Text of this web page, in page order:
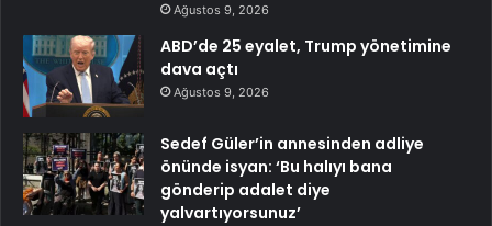
Ağustos 9, 2026
ABD’de 25 eyalet, Trump yönetimine
dava açtı
Ağustos 9, 2026
Sedef Güler’in annesinden adliye
önünde isyan: ‘Bu halıyı bana
gönderip adalet diye
yalvartıyorsunuz’